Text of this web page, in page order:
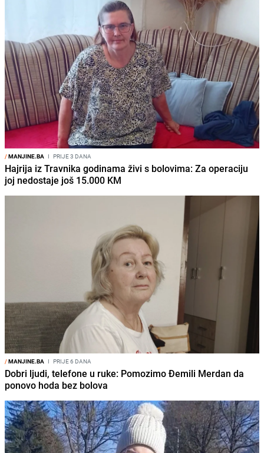
/MANJINE.BA I PRIJE 3 DANA
Hajrija iz Travnika godinama živi s bolovima: Za operaciju
joj nedostaje još 15.000 KM
/MANJINE.BA I PRIJE 6 DANA
Dobri ljudi, telefone u ruke: Pomozimo Đemili Merdan da
ponovo hoda bez bolova